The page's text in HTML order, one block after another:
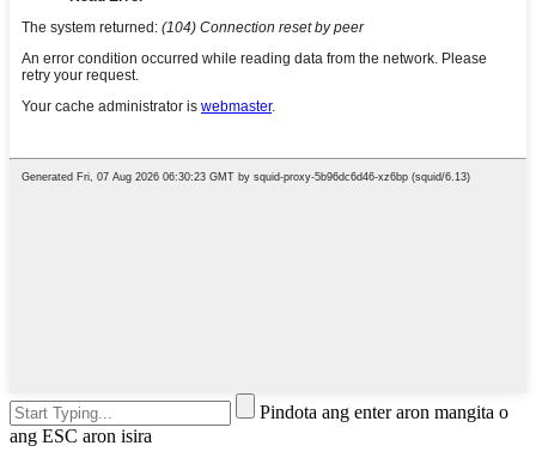
Pindota ang enter aron mangita o
ang ESC aron isira